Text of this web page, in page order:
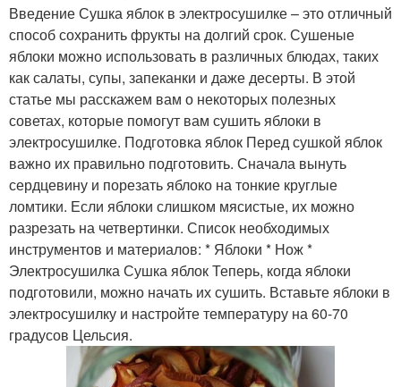
Введение Сушка яблок в электросушилке – это отличный
способ сохранить фрукты на долгий срок. Сушеные
яблоки можно использовать в различных блюдах, таких
как салаты, супы, запеканки и даже десерты. В этой
статье мы расскажем вам о некоторых полезных
советах, которые помогут вам сушить яблоки в
электросушилке. Подготовка яблок Перед сушкой яблок
важно их правильно подготовить. Сначала вынуть
сердцевину и порезать яблоко на тонкие круглые
ломтики. Если яблоки слишком мясистые, их можно
разрезать на четвертинки. Список необходимых
инструментов и материалов: * Яблоки * Нож *
Электросушилка Сушка яблок Теперь, когда яблоки
подготовили, можно начать их сушить. Вставьте яблоки в
электросушилку и настройте температуру на 60-70
градусов Цельсия.